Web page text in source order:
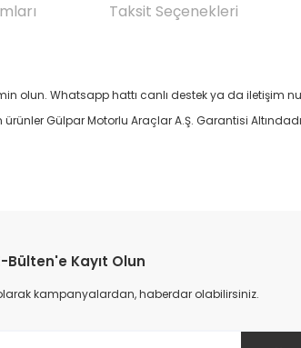
Taksit Seçenekleri
olun. Whatsapp hattı canlı destek ya da iletişim
Gülpar Motorlu Araçlar A.Ş. Garantisi
Bülten'e Kayıt Olun
kampanyalardan, haberdar olabilirsiniz.